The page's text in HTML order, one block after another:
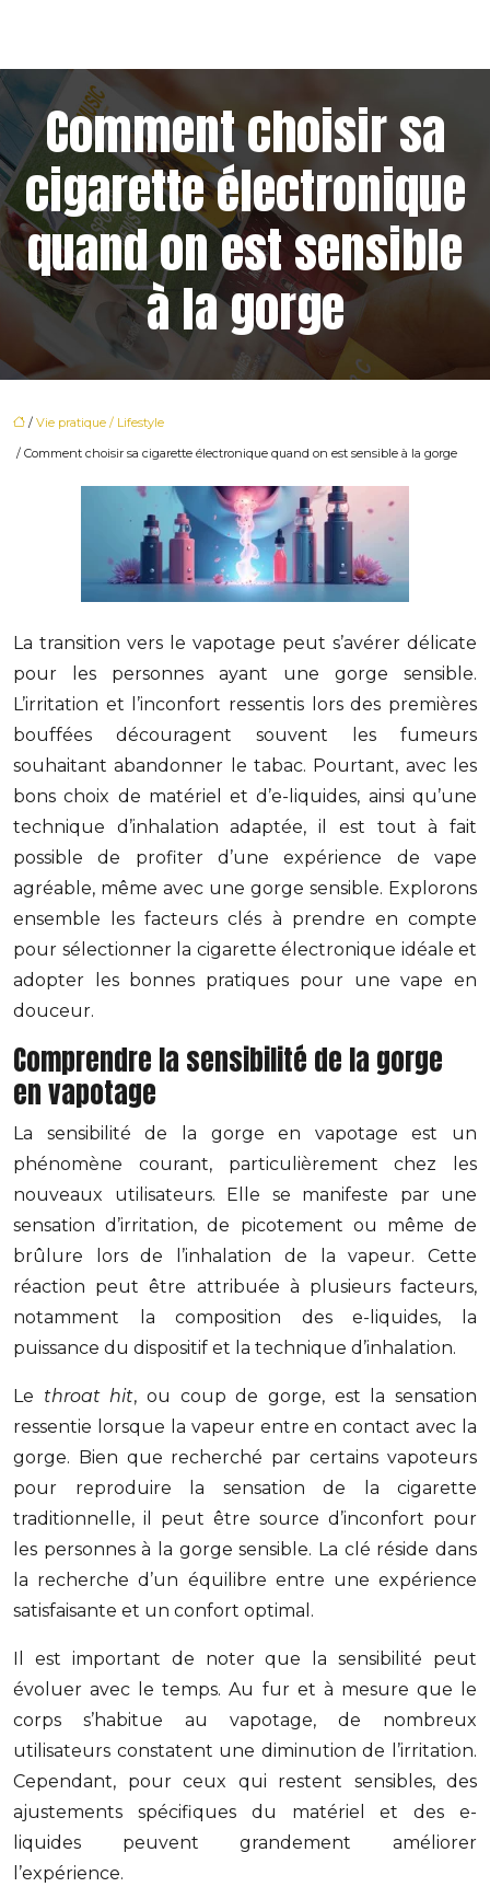
Comment choisir sa
cigarette électronique
quand on est sensible
à la gorge
/ Vie pratique / Lifestyle
/ Comment choisir sa cigarette électronique quand on est sensible à la gorge
La transition vers le vapotage peut s’avérer délicate
pour les personnes ayant une gorge sensible.
L’irritation et l’inconfort ressentis lors des premières
bouffées découragent souvent les fumeurs
souhaitant abandonner le tabac. Pourtant, avec les
bons choix de matériel et d’e-liquides, ainsi qu’une
technique d’inhalation adaptée, il est tout à fait
possible de profiter d’une expérience de vape
agréable, même avec une gorge sensible. Explorons
ensemble les facteurs clés à prendre en compte
pour sélectionner la cigarette électronique idéale et
adopter les bonnes pratiques pour une vape en
douceur.
Comprendre la sensibilité de la gorge
en vapotage
La sensibilité de la gorge en vapotage est un
phénomène courant, particulièrement chez les
nouveaux utilisateurs. Elle se manifeste par une
sensation d’irritation, de picotement ou même de
brûlure lors de l’inhalation de la vapeur. Cette
réaction peut être attribuée à plusieurs facteurs,
notamment la composition des e-liquides, la
puissance du dispositif et la technique d’inhalation.
Le throat hit, ou coup de gorge, est la sensation
ressentie lorsque la vapeur entre en contact avec la
gorge. Bien que recherché par certains vapoteurs
pour reproduire la sensation de la cigarette
traditionnelle, il peut être source d’inconfort pour
les personnes à la gorge sensible. La clé réside dans
la recherche d’un équilibre entre une expérience
satisfaisante et un confort optimal.
Il est important de noter que la sensibilité peut
évoluer avec le temps. Au fur et à mesure que le
corps s’habitue au vapotage, de nombreux
utilisateurs constatent une diminution de l’irritation.
Cependant, pour ceux qui restent sensibles, des
ajustements spécifiques du matériel et des e-
liquides peuvent grandement améliorer
l’expérience.